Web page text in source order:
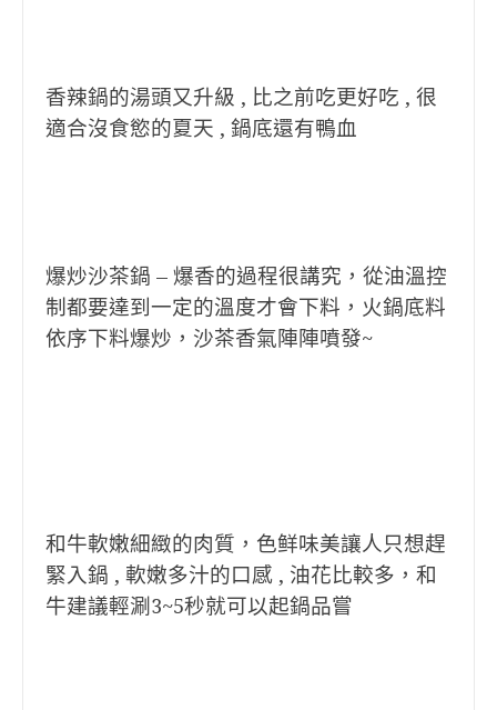
香辣鍋的湯頭又升級 , 比之前吃更好吃 , 很
適合沒食慾的夏天 , 鍋底還有鴨血
爆炒沙茶鍋 – 爆香的過程很講究，從油溫控
制都要達到一定的溫度才會下料，火鍋底料
依序下料爆炒，沙茶香氣陣陣噴發~
和牛軟嫩細緻的肉質，色鲜味美讓人只想趕
緊入鍋 , 軟嫩多汁的口感 , 油花比較多，和
牛建議輕涮3~5秒就可以起鍋品嘗